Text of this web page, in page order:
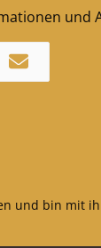
und
und bin mit